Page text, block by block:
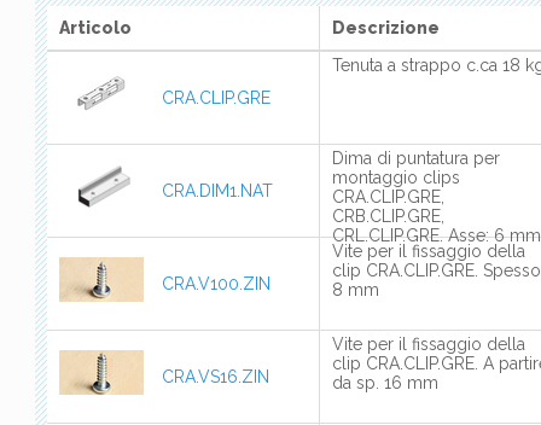
Articolo Descrizione
CRA.CLIP.GRE
Tenuta a strappo c.ca 18
CRA.DIM1.NAT
Dima di puntatura per
montaggio clips
CRA.CLIP.GRE,
CRB.CLIP.GRE,
CRL.CLIP.GRE. Asse: 6 mm
CRA.V100.ZIN
Vite per il fissaggio della
clip CRA.CLIP.GRE.
8 mm
CRA.VS16.ZIN
Vite per il fissaggio della
clip CRA.CLIP.GRE. A
da sp. 16 mm